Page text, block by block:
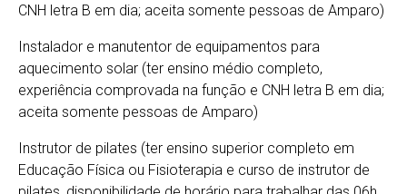
CNH letra B em dia; aceita somente pessoas de Amparo)
Instalador e manutentor de equipamentos para
aquecimento solar (ter ensino médio completo,
experiência comprovada na função e CNH letra B em dia;
aceita somente pessoas de Amparo)
Instrutor de pilates (ter ensino superior completo em
Educação Física ou Fisioterapia e curso de instrutor de